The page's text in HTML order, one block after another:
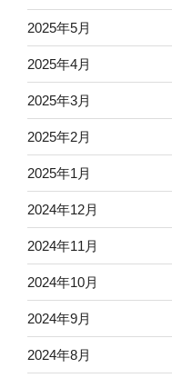
2025年5月
2025年4月
2025年3月
2025年2月
2025年1月
2024年12月
2024年11月
2024年10月
2024年9月
2024年8月